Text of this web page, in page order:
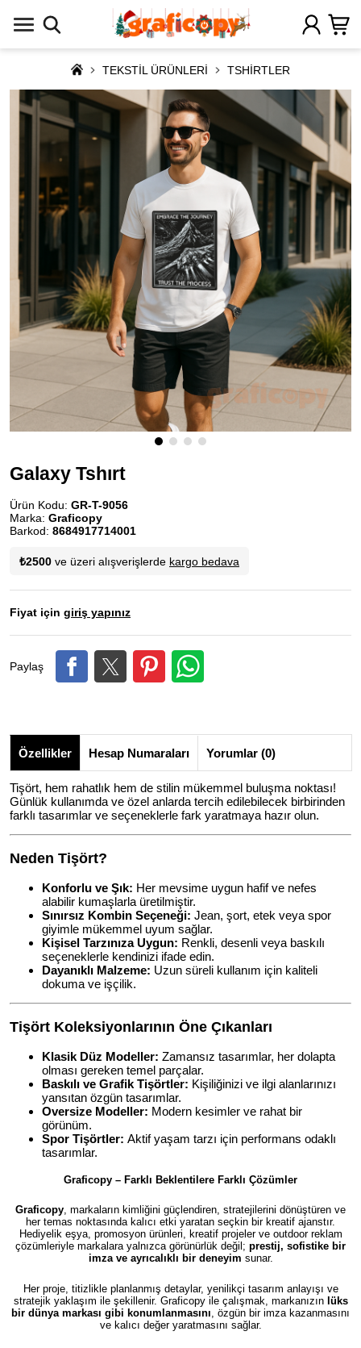
TEKSTİL ÜRÜNLERİ TSHİRTLER
Galaxy Tshırt
Ürün Kodu: GR-T-9056
Marka: Graficopy
Barkod: 8684917714001
₺2500 ve üzeri alışverişlerde kargo bedava
Fiyat için giriş yapınız
Paylaş
Özellikler Hesap Numaraları Yorumlar (0)
Tişört, hem rahatlık hem de stilin mükemmel buluşma noktası!
Günlük kullanımda ve özel anlarda tercih edilebilecek birbirinden
farklı tasarımlar ve seçeneklerle fark yaratmaya hazır olun.
Neden Tişört?
Konforlu ve Şık: Her mevsime uygun hafif ve nefes
alabilir kumaşlarla üretilmiştir.
Sınırsız Kombin Seçeneği: Jean, şort, etek veya spor
giyimle mükemmel uyum sağlar.
Kişisel Tarzınıza Uygun: Renkli, desenli veya baskılı
seçeneklerle kendinizi ifade edin.
Dayanıklı Malzeme: Uzun süreli kullanım için kaliteli
dokuma ve işçilik.
Tişört Koleksiyonlarının Öne Çıkanları
Klasik Düz Modeller: Zamansız tasarımlar, her dolapta
olması gereken temel parçalar.
Baskılı ve Grafik Tişörtler: Kişiliğinizi ve ilgi alanlarınızı
yansıtan özgün tasarımlar.
Oversize Modeller: Modern kesimler ve rahat bir
görünüm.
Spor Tişörtler: Aktif yaşam tarzı için performans odaklı
tasarımlar.
Graficopy – Farklı Beklentilere Farklı Çözümler
Graficopy, markaların kimliğini güçlendiren, stratejilerini dönüştüren ve
her temas noktasında kalıcı etki yaratan seçkin bir kreatif ajanstır.
Hediyelik eşya, promosyon ürünleri, kreatif projeler ve outdoor reklam
çözümleriyle markalara yalnızca görünürlük değil; prestij, sofistike bir
imza ve ayrıcalıklı bir deneyim sunar.
Her proje, titizlikle planlanmış detaylar, yenilikçi tasarım anlayışı ve
stratejik yaklaşım ile şekillenir. Graficopy ile çalışmak, markanızın lüks
bir dünya markası gibi konumlanmasını , özgün bir imza kazanmasını
ve kalıcı değer yaratmasını sağlar.